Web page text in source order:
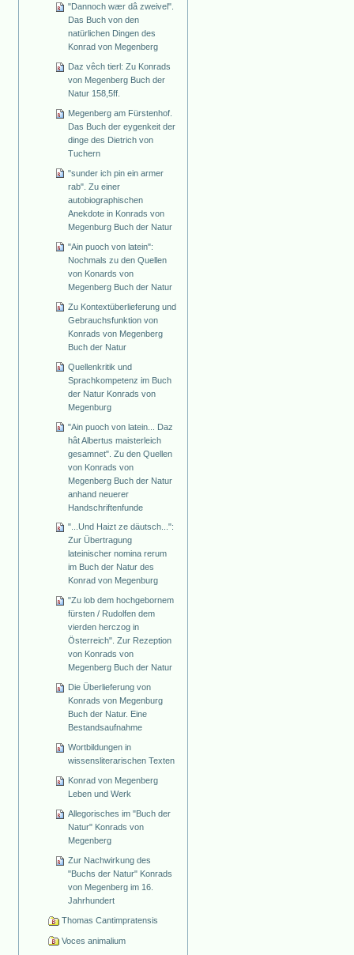
"Dannoch wær dâ zweivel".
Das Buch von den
natürlichen Dingen des
Konrad von Megenberg
Daz vêch tierl: Zu Konrads
von Megenberg Buch der
Natur 158,5ff.
Megenberg am Fürstenhof.
Das Buch der eygenkeit der
dinge des Dietrich von
Tuchern
"sunder ich pin ein armer
rab". Zu einer
autobiographischen
Anekdote in Konrads von
Megenburg Buch der Natur
"Ain puoch von latein":
Nochmals zu den Quellen
von Konards von
Megenberg Buch der Natur
Zu Kontextüberlieferung und
Gebrauchsfunktion von
Konrads von Megenberg
Buch der Natur
Quellenkritik und
Sprachkompetenz im Buch
der Natur Konrads von
Megenburg
"Ain puoch von latein... Daz
hât Albertus maisterleich
gesamnet". Zu den Quellen
von Konrads von
Megenberg Buch der Natur
anhand neuerer
Handschriftenfunde
"...Und Haizt ze däutsch...":
Zur Übertragung
lateinischer nomina rerum
im Buch der Natur des
Konrad von Megenburg
"Zu lob dem hochgebornem
fürsten / Rudolfen dem
vierden herczog in
Österreich". Zur Rezeption
von Konrads von
Megenberg Buch der Natur
Die Überlieferung von
Konrads von Megenburg
Buch der Natur. Eine
Bestandsaufnahme
Wortbildungen in
wissensliterarischen Texten
Konrad von Megenberg
Leben und Werk
Allegorisches im "Buch der
Natur" Konrads von
Megenberg
Zur Nachwirkung des
"Buchs der Natur" Konrads
von Megenberg im 16.
Jahrhundert
Thomas Cantimpratensis
Voces animalium